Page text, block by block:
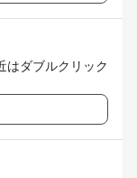
はダブルクリック